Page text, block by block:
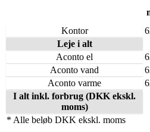
Kontor
Leje i alt
Aconto el
Aconto vand
Aconto varme
I alt inkl. forbrug (DKK ekskl.
moms)
* Alle beløb DKK ekskl. moms